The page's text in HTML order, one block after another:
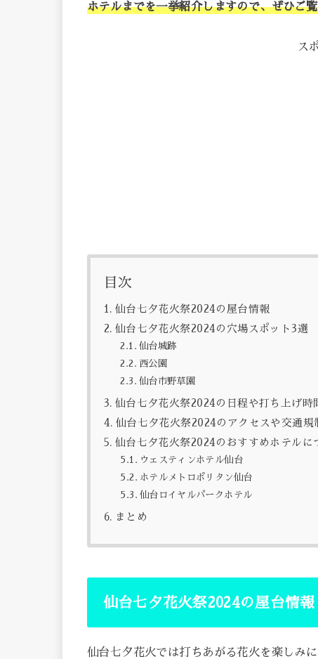
ホテルまでを一挙紹介しますので、ぜひご
ス
目次
仙台七夕花火祭2024の屋台情報
仙台七夕花火祭2024の穴場スポット3選
仙台城跡
西公園
仙台市野草園
仙台七夕花火祭2024の日程や打ち上げ時
仙台七夕花火祭2024のアクセスや交通規
仙台七夕花火祭2024のおすすめホテルに
ウェスティンホテル仙台
ホテルメトロポリタン仙台
仙台ロイヤルパークホテル
まとめ
仙台七夕花火祭2024の屋台情報
仙台七夕花火では打ちあがる花火を楽しみ